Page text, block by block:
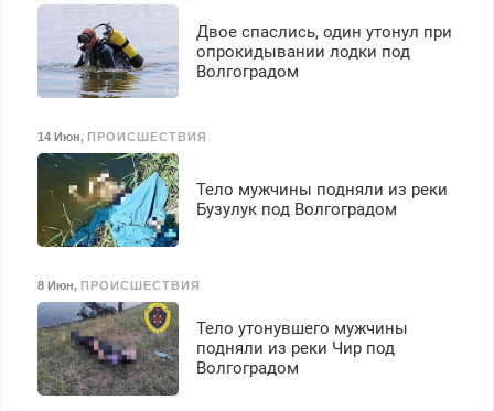
Двое спаслись, один утонул при
опрокидывании лодки под
Волгоградом
14 Июн, ПРОИСШЕСТВИЯ
Тело мужчины подняли из реки
Бузулук под Волгоградом
8 Июн, ПРОИСШЕСТВИЯ
Тело утонувшего мужчины
подняли из реки Чир под
Волгоградом